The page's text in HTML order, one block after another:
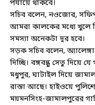
পর্যায়ে থাকবে।
সচিব বলেন, নওজোর,
আমরা কালকের মধ্যে খুলে
সমস্যা অনেকটা দূর হবে।
সড়ক সচিব বলেন,
দিচ্ছি। বঙ্গবন্ধু সেতু দিয়ে
মধুপুর, ঘাটাইল দিয়ে
রাস্তা আছে। হাইওয়ে
ময়মনসিংহ-জামালপুরের